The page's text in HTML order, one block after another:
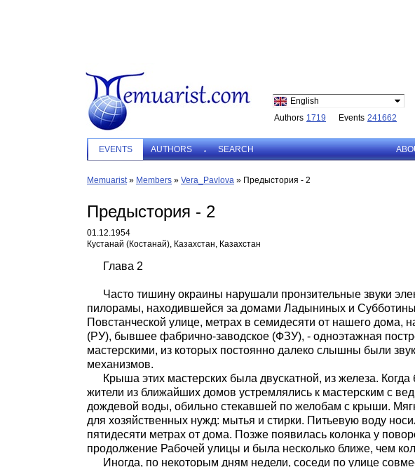
English
Authors 1719 Events 241662
EVENTS AUTHORS SEARCH
Memuarist» Members » Vera_Pavlova » Предыстория - 2
Предыстория - 2
01.12.1954
Кустанай (Костанай), Казахстан, Казахстан
Глава 2
Часто тишину окраины нарушали пронзительные звуки
пилорамы, находившейся за домами Ладыниных и
Повстанческой улице, метрах в семидесяти от нашего дома,
(РУ), бывшее фабрично-заводское (ФЗУ), - одноэтажная
мастерскими, из которых постоянно далеко слышны были
механизмов.
Крыша этих мастерских была двускатной, из железа.
жители из ближайших домов устремлялись к мастерским с
дождевой воды, обильно стекавшей по желобам с крыши.
для хозяйственных нужд: мытья и стирки. Питьевую воду
пятидесяти метрах от дома. Позже появилась колонка у
продолжение Рабочей улицы и была несколько ближе, чем
Иногда, по некоторым дням недели, соседи по улице